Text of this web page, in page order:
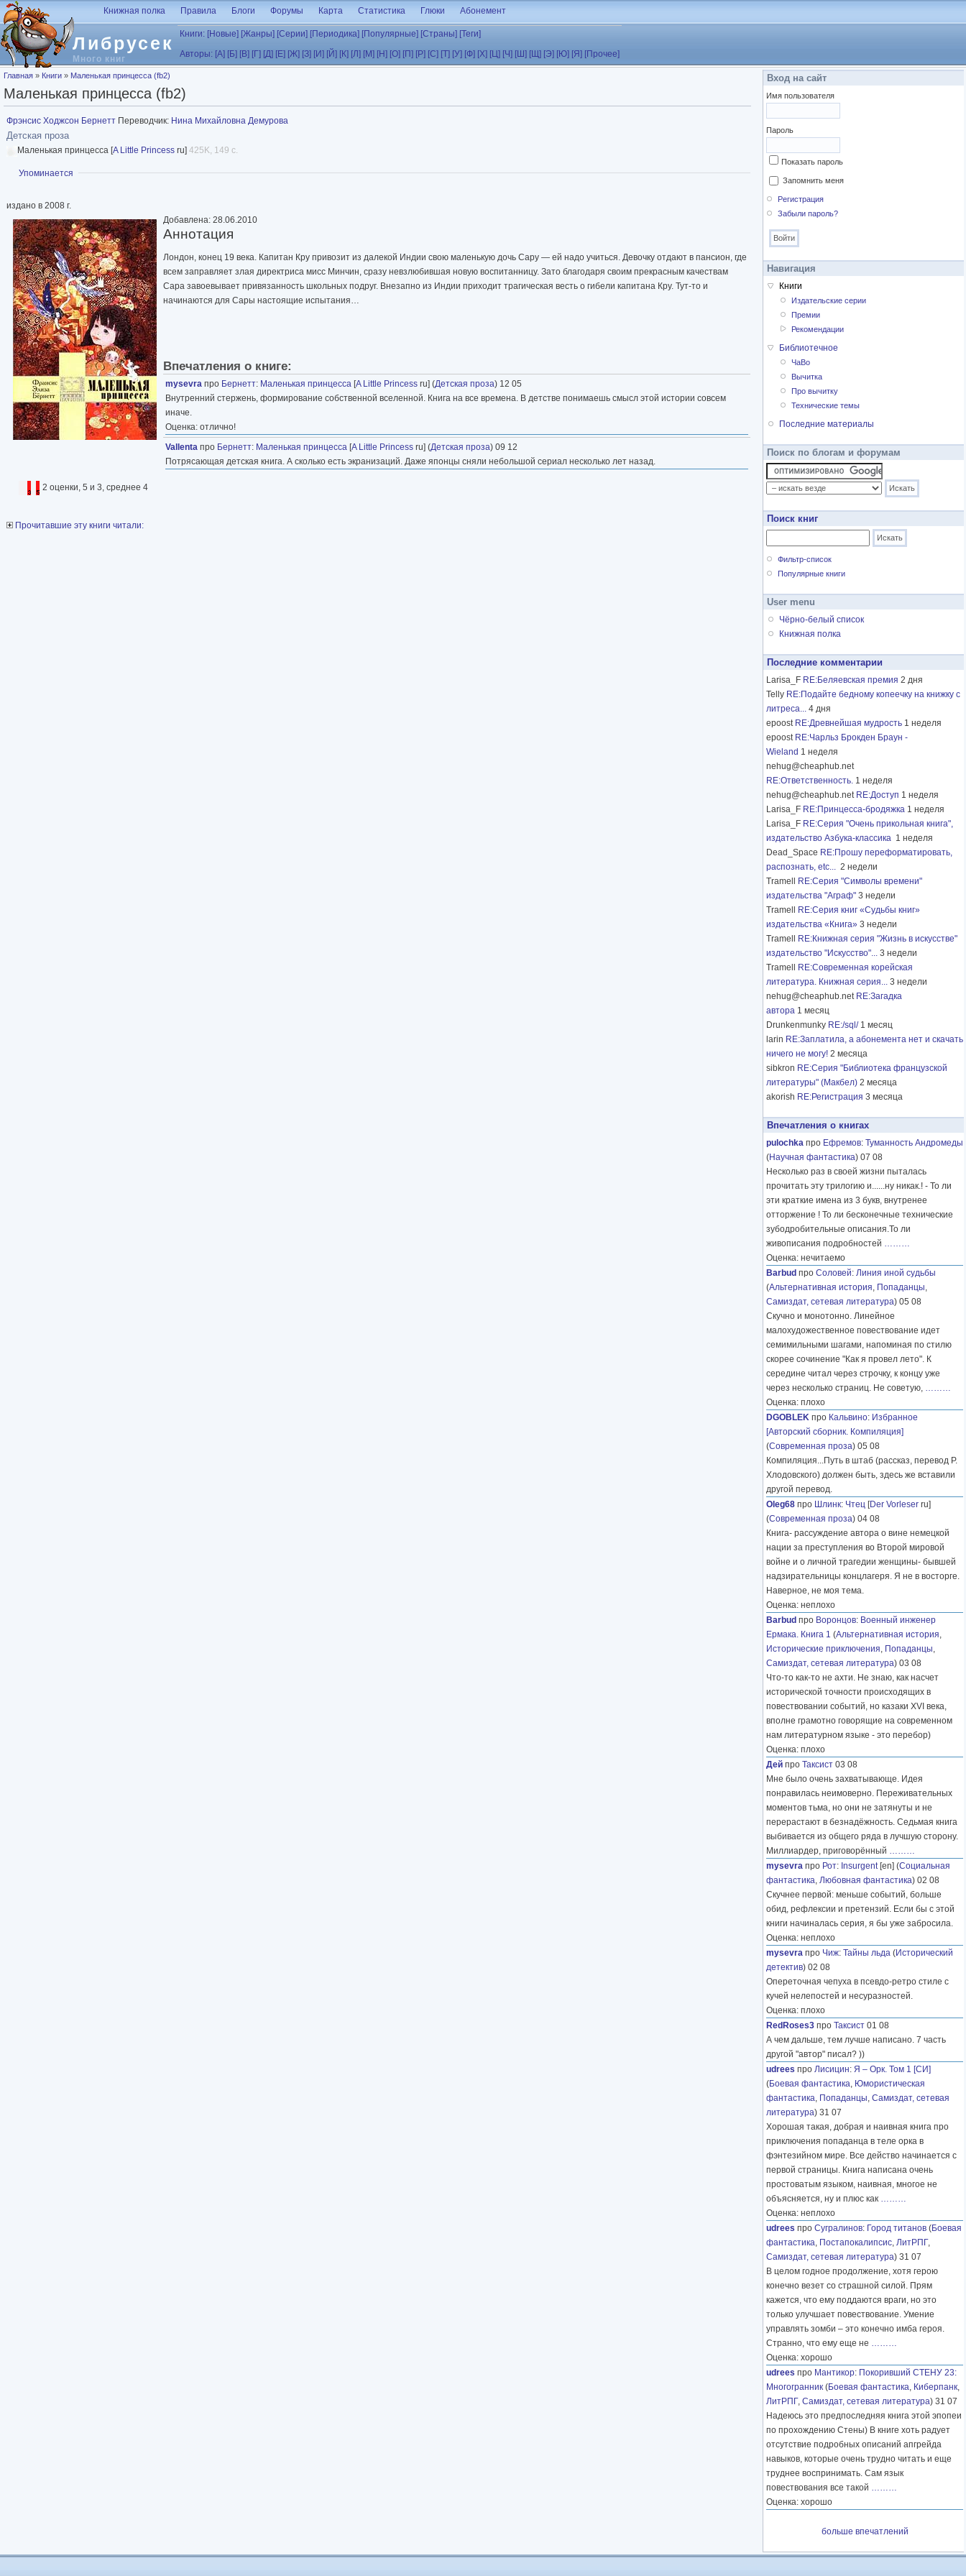
Перейти к основному содержанию
Либрусек
Много книг
Книжная полка Правила Блоги Форумы Карта Статистика Глюки Абонемент
Книги: [Новые] [Жанры] [Серии] [Периодика] [Популярные] [Страны] [Теги]
Авторы: [А] [Б] [В] [Г] [Д] [Е] [Ж] [З] [И] [Й] [К] [Л] [М] [Н] [О] [П] [Р] [С] [Т] [У] [Ф] [Х] [Ц] [Ч] [Ш] [Щ] [Э] [Ю] [Я] [Прочее]
Вы здесь
Главная » Книги » Маленькая принцесса (fb2)
Маленькая принцесса (fb2)
Фрэнсис Ходжсон Бернетт Переводчик: Нина Михайловна Демурова
Детская проза
Маленькая принцесса [A Little Princess ru] 425K, 149 с.
Показать
Упоминается
издано в 2008 г.
Добавлена: 28.06.2010
Аннотация
Лондон, конец 19 века. Капитан Кру привозит из далекой Индии свою маленькую дочь Сару — ей надо учиться. Девочку отдают в пансион, где
всем заправляет злая директриса мисс Минчин, сразу невзлюбившая новую воспитанницу. Зато благодаря своим прекрасным качествам
Сара завоевывает привязанность школьных подруг. Внезапно из Индии приходит трагическая весть о гибели капитана Кру. Тут-то и
начинаются для Сары настоящие испытания…
Впечатления о книге:
mysevra про Бернетт: Маленькая принцесса [A Little Princess ru] (Детская проза) 12 05
Внутренний стержень, формирование собственной вселенной. Книга на все времена. В детстве понимаешь смысл этой истории совсем
иначе.
Оценка: отлично!
Vallenta про Бернетт: Маленькая принцесса [A Little Princess ru] (Детская проза) 09 12
Потрясающая детская книга. А сколько есть экранизаций. Даже японцы сняли небольшой сериал несколько лет назад.
2 оценки, 5 и 3, среднее 4
Прочитавшие эту книги читали:
Вход на сайт
Имя пользователя
Пароль
Показать пароль
Запомнить меня
Регистрация
Забыли пароль?
Навигация
Книги
Издательские серии
Премии
Рекомендации
Библиотечное
ЧаВо
Вычитка
Про вычитку
Технические темы
Последние материалы
Поиск по блогам и форумам
Поиск книг
Фильтр-список
Популярные книги
User menu
Чёрно-белый список
Книжная полка
Последние комментарии
Larisa_F RE:Беляевская премия 2 дня
Telly RE:Подайте бедному копеечку на книжку с
литреса... 4 дня
epoost RE:Древнейшая мудрость 1 неделя
epoost RE:Чарльз Брокден Браун -
Wieland 1 неделя
nehug@cheaphub.net
RE:Ответственность. 1 неделя
nehug@cheaphub.net RE:Доступ 1 неделя
Larisa_F RE:Принцесса-бродяжка 1 неделя
Larisa_F RE:Серия "Очень прикольная книга",
издательство Азбука-классика 1 неделя
Dead_Space RE:Прошу переформатировать,
распознать, etc... 2 недели
Tramell
RE:Серия "Символы времени"
издательства "Аграф" 3 недели
Tramell
RE:Серия книг «Судьбы книг»
издательства «Книга» 3 недели
Tramell
RE:Книжная серия "Жизнь в искусстве"
издательство "Искусство"... 3 недели
Tramell
RE:Современная корейская
литература. Книжная серия... 3 недели
nehug@cheaphub.net RE:Загадка
автора 1 месяц
Drunkenmunky RE:/sql/ 1 месяц
larin RE:Заплатила, а абонемента нет и скачать
ничего не могу! 2 месяца
sibkron RE:Серия "Библиотека французской
литературы" (Макбел) 2 месяца
akorish RE:Регистрация 3 месяца
Впечатления о книгах
pulochka про Ефремов: Туманность Андромеды
(Научная фантастика) 07 08
Несколько раз в своей жизни пыталась
прочитать эту трилогию и......ну никак.! - То ли
эти краткие имена из 3 букв, внутренее
отторжение ! То ли бесконечные технические
зубодробительные описания.То ли
живописания подробностей ………
Оценка: нечитаемо
Barbud про Соловей: Линия иной судьбы
(Альтернативная история, Попаданцы,
Самиздат, сетевая литература) 05 08
Скучно и монотонно. Линейное
малохудожественное повествование идет
семимильными шагами, напоминая по стилю
скорее сочинение "Как я провел лето". К
середине читал через строчку, к концу уже
через несколько страниц. Не советую, ………
Оценка: плохо
DGOBLEK про Кальвино: Избранное
[Авторский сборник. Компиляция]
(Современная проза) 05 08
Компиляция...Путь в штаб (рассказ, перевод Р.
Хлодовского) должен быть, здесь же вставили
другой перевод.
Oleg68 про Шлинк: Чтец [Der Vorleser ru]
(Современная проза) 04 08
Книга- рассуждение автора о вине немецкой
нации за преступления во Второй мировой
войне и о личной трагедии женщины- бывшей
надзирательницы концлагеря. Я не в восторге.
Наверное, не моя тема.
Оценка: неплохо
Barbud про Воронцов: Военный инженер
Ермака. Книга 1 (Альтернативная история,
Исторические приключения, Попаданцы,
Самиздат, сетевая литература) 03 08
Что-то как-то не ахти. Не знаю, как насчет
исторической точности происходящих в
повествовании событий, но казаки XVI века,
вполне грамотно говорящие на современном
нам литературном языке - это перебор)
Оценка: плохо
Дей про Таксист 03 08
Мне было очень захватывающе. Идея
понравилась неимоверно. Переживательных
моментов тьма, но они не затянуты и не
перерастают в безнадёжность. Седьмая книга
выбивается из общего ряда в лучшую сторону.
Миллиардер, приговорённый ………
mysevra про Рот: Insurgent[en] (Социальная
фантастика, Любовная фантастика) 02 08
Скучнее первой: меньше событий, больше
обид, рефлексии и претензий. Если бы с этой
книги начиналась серия, я бы уже забросила.
Оценка: неплохо
mysevra про Чиж: Тайны льда (Исторический
детектив) 02 08
Опереточная чепуха в псевдо-ретро стиле с
кучей нелепостей и несуразностей.
Оценка: плохо
RedRoses3 про Таксист 01 08
А чем дальше, тем лучше написано. 7 часть
другой "автор" писал? ))
udrees про Лисицин: Я – Орк. Том 1 [СИ]
(Боевая фантастика, Юмористическая
фантастика, Попаданцы, Самиздат, сетевая
литература) 31 07
Хорошая такая, добрая и наивная книга про
приключения попаданца в теле орка в
фэнтезийном мире. Все действо начинается с
первой страницы. Книга написана очень
простоватым языком, наивная, многое не
объясняется, ну и плюс как ………
Оценка: неплохо
udrees про Сугралинов: Город титанов (Боевая
фантастика, Постапокалипсис, ЛитРПГ,
Самиздат, сетевая литература) 31 07
В целом годное продолжение, хотя герою
конечно везет со страшной силой. Прям
кажется, что ему поддаются враги, но это
только улучшает повествование. Умение
управлять зомби – это конечно имба героя.
Странно, что ему еще не ………
Оценка: хорошо
udrees про Мантикор: Покоривший СТЕНУ 23:
Многогранник (Боевая фантастика, Киберпанк,
ЛитРПГ, Самиздат, сетевая литература) 31 07
Надеюсь это предпоследняя книга этой эпопеи
по прохождению Стены) В книге хоть радует
отсутствие подробных описаний апгрейда
навыков, которые очень трудно читать и еще
труднее воспринимать. Сам язык
повествования все такой ………
Оценка: хорошо
больше впечатлений